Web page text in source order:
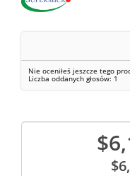
Nie oceniłeś jeszcze tego
Liczba oddanych głosów: 1